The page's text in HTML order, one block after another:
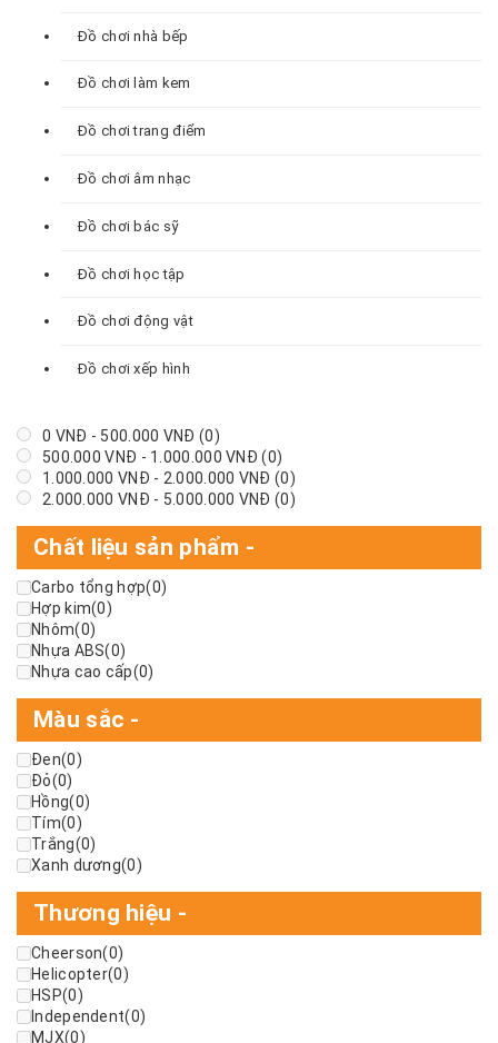
Đồ chơi nhà bếp
Đồ chơi làm kem
Đồ chơi trang điểm
Đồ chơi âm nhạc
Đồ chơi bác sỹ
Đồ chơi học tập
Đồ chơi động vật
Đồ chơi xếp hình
0 VNĐ - 500.000 VNĐ (0)
500.000VNĐ - 1.000.000VNĐ (0)
1.000.000 VNĐ - 2.000.000 VNĐ (0)
2.000.000 VNĐ - 5.000.000 VNĐ (0)
Chất liệu sản phẩm -
Carbo tổng hợp(0)
Hợp kim(0)
Nhôm(0)
Nhựa ABS(0)
Nhựa cao cấp(0)
Màu sắc -
Đen(0)
Đỏ(0)
Hồng(0)
Tím(0)
Trắng(0)
Xanh dương(0)
Thương hiệu -
Cheerson(0)
Helicopter(0)
HSP(0)
Independent(0)
MJX(0)